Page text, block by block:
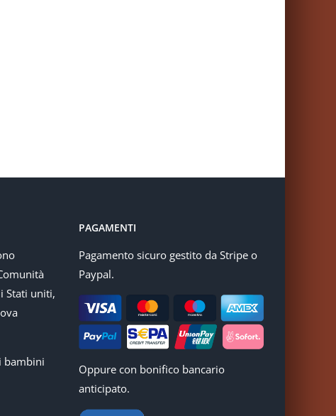
Stati uniti,
bambini
PAGAMENTI
Pagamento sicuro gestito da Stripe o
Paypal.
Oppure con bonifico bancario
anticipato.